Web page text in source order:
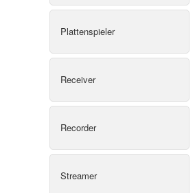
Plattenspieler
Receiver
Recorder
Streamer